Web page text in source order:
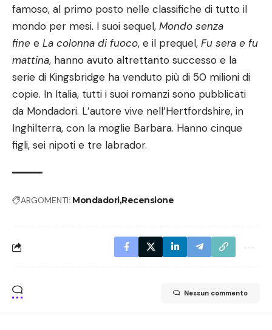
famoso, al primo posto nelle classifiche di tutto il
mondo per mesi. I suoi sequel, Mondo senza
fine e La colonna di fuoco, e il prequel, Fu sera e fu
mattina, hanno avuto altrettanto successo e la
serie di Kingsbridge ha venduto più di 50 milioni di
copie. In Italia, tutti i suoi romanzi sono pubblicati
da Mondadori. L’autore vive nell’Hertfordshire, in
Inghilterra, con la moglie Barbara. Hanno cinque
figli, sei nipoti e tre labrador.
ARGOMENTI: MondadoriRecensione
Nessun commento